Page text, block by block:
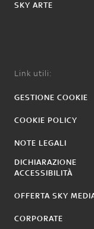
SKY ARTE
Link utili:
GESTIONE COOKIE
COOKIE POLICY
NOTE LEGALI
DICHIARAZIONE
ACCESSIBILITÀ
OFFERTA SKY
CORPORATE